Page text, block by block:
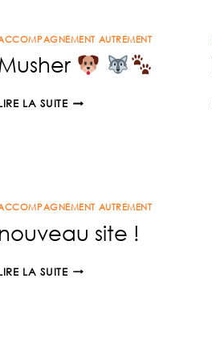
AUTREMENT
LA SUITEMUSHER
AUTREMENT
nouveau site !
LA SUITENOUVEAU